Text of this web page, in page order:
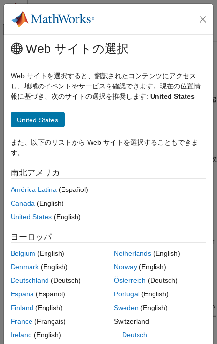
コンテンツへスキップ
オフキャンバス ナビゲーション メ
ドキュメンテーションのホーム
コード検証
Polyspace Bug Finder
Polyspace Bug Finder の結果
プログラミングの欠陥
が多すぎます
項目一覧
結果情報
参考
メインコンテンツ
現在の引数リストに対する va_arg
呼び出しが多すぎます
va_arg の呼び出しの数が可変個引数関数に渡される引数の数を超
説明
の呼び出しの数が、対応する可変個引数関数
に渡される引数の数を超えている場合に発生します。解析では、
可変個引数関数が呼び出される場合にのみ欠陥が報告されます。
[現在の引数リストに対する va_arg 呼び出しが多すぎます]
る。たとえば、呼び出しが外部ソースからのものである場合
です。
va_argで使用される va_listが無効である。
リスク
va_argを呼び出すとき、 va_list内に使用可能な次の引数がない
の呼び出しによって、デー
タが破損したり、予期しない結果が返されたりする可能性があり
ます。
Web サイトの選択
Web サイトを選択すると、翻訳されたコンテンツにアクセス
し、地域のイベントやサービスを確認できます。現在の位置情
報に基づき、次のサイトの選択を推奨します: United States
United States
また、以下のリストから Web サイトを選択することもできま
す。
南北アメリカ
América Latina (Español)
Canada (English)
United States (English)
ヨーロッパ
Belgium (English)
Denmark (English)
Deutschland (Deutsch)
España (Español)
Finland (English)
France (Français)
Ireland (English)
Netherlands(English)
Norway(English)
Österreich (Deutsch)
Portugal(English)
Sweden (English)
Switzerland
Deutsch